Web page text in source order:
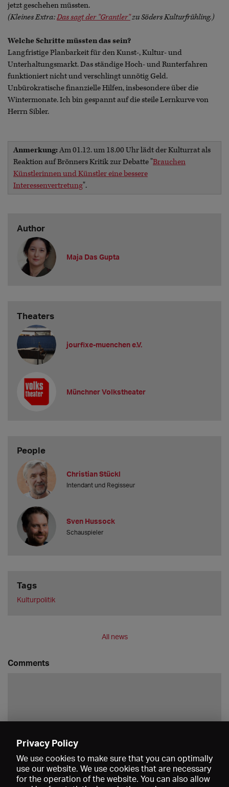
jetzt geschehen müssten.
(Kleines Extra:Das sagt der "Grantler"zu Söders Kulturfrühling.)
Welche Schritte müssten das sein?
Langfristige Planbarkeit für den Kunst-, Kultur- und
Unterhaltungsmarkt. Das ständige Hoch- und Runterfahren
funktioniert nicht und verschlingt unnötig Geld.
Unbürokratische finanzielle Hilfen, insbesondere über die
Wintermonate. Ich bin gespannt auf die steile Lernkurve von
Herrn Sibler.
Anmerkung:Am 01.12. um 18.00 Uhr lädt der Kulturrat als
Reaktion auf Brönners Kritik zur Debatte "Brauchen
Künstlerinnen und Künstler eine bessere
Interessenvertretung".
Author
Maja Das Gupta
Theaters
jourfixe-muenchen e.V.
Münchner Volkstheater
People
Christian Stückl
Intendant und Regisseur
Sven Hussock
Schauspieler
Tags
Kulturpolitik
All news
Comments
Privacy Policy
We use cookies to make sure that you can optimally
use our website. We use cookies that are necessary
for the operation of the website. You can also allow